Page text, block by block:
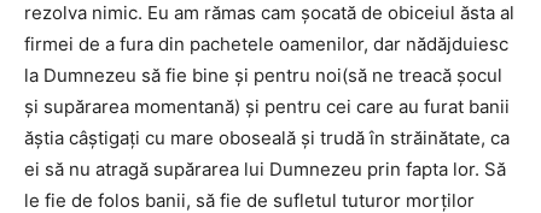
rezolva nimic. Eu am rămas cam șocată de obiceiul ăsta al
firmei de a fura din pachetele oamenilor, dar nădăjduiesc
la Dumnezeu să fie bine și pentru noi(să ne treacă șocul
și supărarea momentană) și pentru cei care au furat banii
ăștia câștigați cu mare oboseală și trudă în străinătate, ca
ei să nu atragă supărarea lui Dumnezeu prin fapta lor. Să
le fie de folos banii, să fie de sufletul tuturor morților